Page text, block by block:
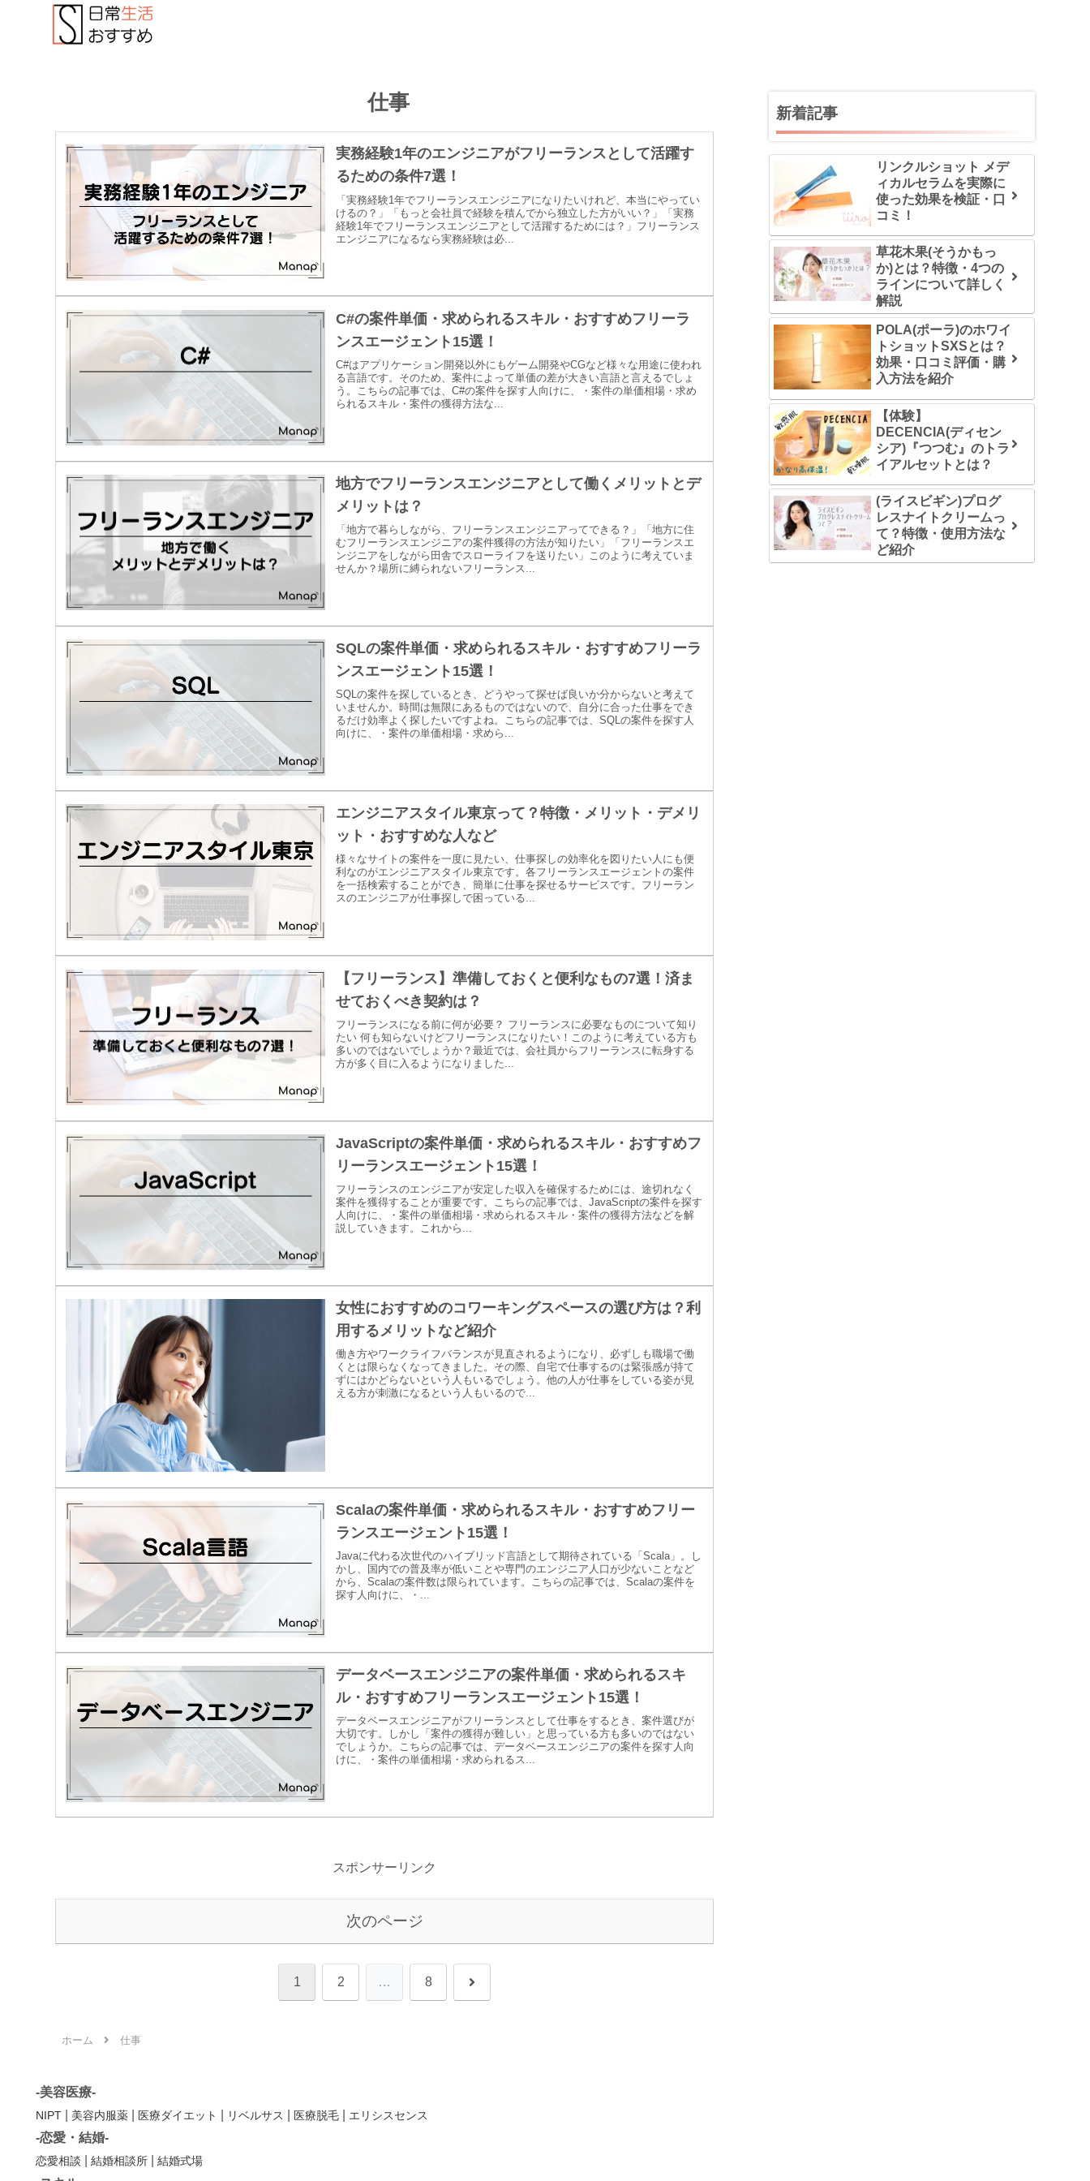
仕事
実務経験1年のエンジニアがフリーランスとして活躍す
るための条件7選！
「実務経験1年でフリーランスエンジニアになりたいけれど、本当にやってい
けるの？」「もっと会社員で経験を積んでから独立した方がいい？」「実務
経験1年でフリーランスエンジニアとして活躍するためには？」フリーランス
エンジニアになるなら実務経験は必...
C#の案件単価・求められるスキル・おすすめフリーラ
ンスエージェント15選！
C#はアプリケーション開発以外にもゲーム開発やCGなど様々な用途に使われ
る言語です。そのため、案件によって単価の差が大きい言語と言えるでしょ
う。こちらの記事では、C#の案件を探す人向けに、・案件の単価相場・求め
られるスキル・案件の獲得方法な...
地方でフリーランスエンジニアとして働くメリットとデ
メリットは？
「地方で暮らしながら、フリーランスエンジニアってできる？」「地方に住
むフリーランスエンジニアの案件獲得の方法が知りたい」「フリーランスエ
ンジニアをしながら田舎でスローライフを送りたい」このように考えていま
せんか？場所に縛られないフリーランス...
SQLの案件単価・求められるスキル・おすすめフリーラ
ンスエージェント15選！
SQLの案件を探しているとき、どうやって探せば良いか分からないと考えて
いませんか。時間は無限にあるものではないので、自分に合った仕事をでき
るだけ効率よく探したいですよね。こちらの記事では、SQLの案件を探す人
向けに、・案件の単価相場・求めら...
エンジニアスタイル東京って？特徴・メリット・デメリ
ット・おすすめな人など
様々なサイトの案件を一度に見たい、仕事探しの効率化を図りたい人にも便
利なのがエンジニアスタイル東京です。各フリーランスエージェントの案件
を一括検索することができ、簡単に仕事を探せるサービスです。フリーラン
スのエンジニアが仕事探しで困っている...
【フリーランス】準備しておくと便利なもの7選！済ま
せておくべき契約は？
フリーランスになる前に何が必要？ フリーランスに必要なものについて知り
たい 何も知らないけどフリーランスになりたい！このように考えている方も
多いのではないでしょうか？最近では、会社員からフリーランスに転身する
方が多く目に入るようになりました...
JavaScriptの案件単価・求められるスキル・おすすめフ
リーランスエージェント15選！
フリーランスのエンジニアが安定した収入を確保するためには、途切れなく
案件を獲得することが重要です。こちらの記事では、JavaScriptの案件を探す
人向けに、・案件の単価相場・求められるスキル・案件の獲得方法などを解
説していきます。これから...
女性におすすめのコワーキングスペースの選び方は？利
用するメリットなど紹介
働き方やワークライフバランスが見直されるようになり、必ずしも職場で働
くとは限らなくなってきました。その際、自宅で仕事するのは緊張感が持て
ずにはかどらないという人もいるでしょう。他の人が仕事をしている姿が見
える方が刺激になるという人もいるので...
Scalaの案件単価・求められるスキル・おすすめフリー
ランスエージェント15選！
Javaに代わる次世代のハイブリッド言語として期待されている「Scala」。し
かし、国内での普及率が低いことや専門のエンジニア人口が少ないことなど
から、Scalaの案件数は限られています。こちらの記事では、Scalaの案件を
探す人向けに、・...
データベースエンジニアの案件単価・求められるスキ
ル・おすすめフリーランスエージェント15選！
データベースエンジニアがフリーランスとして仕事をするとき、案件選びが
大切です。しかし「案件の獲得が難しい」と思っている方も多いのではない
でしょうか。こちらの記事では、データベースエンジニアの案件を探す人向
けに、・案件の単価相場・求められるス...
スポンサーリンク
次のページ
1 2 … 8 次
ホーム 仕事
新着記事
リンクルショット メデ
ィカルセラムを実際に
使った効果を検証・口
コミ！
草花木果(そうかもっ
か)とは？特徴・4つの
ラインについて詳しく
解説
POLA(ポーラ)のホワイ
トショットSXSとは？
効果・口コミ評価・購
入方法を紹介
【体験】
DECENCIA(ディセン
シア)『つつむ』のトラ
イアルセットとは？
(ライスビギン)プログ
レスナイトクリームっ
て？特徴・使用方法な
ど紹介
-美容医療-
NIPT 美容内服薬 医療ダイエット リベルサス 医療脱毛 エリシスセンス
-恋愛・結婚-
恋愛相談 結婚相談所 結婚式場